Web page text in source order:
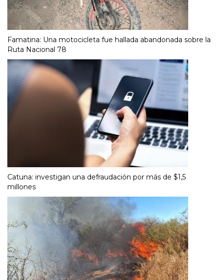
Famatina: Una motocicleta fue hallada abandonada sobre la
Ruta Nacional 78
Catuna: investigan una defraudación por más de $1,5
millones